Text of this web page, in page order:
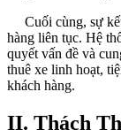
Cuối cùng, sự kết
hàng liên tục. Hệ
quyết vấn đề và
thuê xe linh hoạt,
khách hàng.
II. Thách